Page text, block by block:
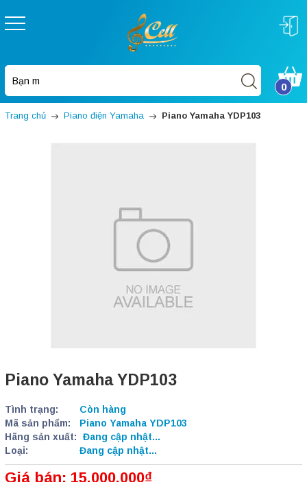
0
Trang chủ Piano điện Yamaha Piano Yamaha YDP103
Piano Yamaha YDP103
Tình trạng:
Còn hàng
Mã sản phẩm:
Piano Yamaha YDP103
Hãng sản xuất:
Đang cập nhật...
Loại:
Đang cập nhật...
Giá bán: 15.000.000₫